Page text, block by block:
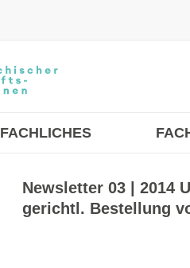
FACHLICHES
Newsletter 03 | 2014
gerichtl. Bestellung